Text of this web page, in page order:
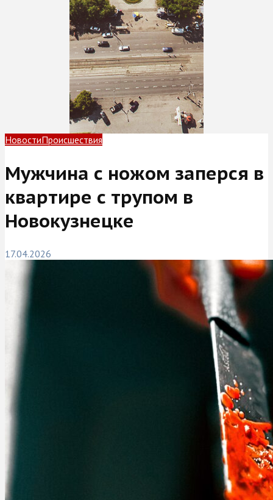
НовостиПроисшествия
Мужчина с ножом заперся в
квартире с трупом в
Новокузнецке
17.04.2026